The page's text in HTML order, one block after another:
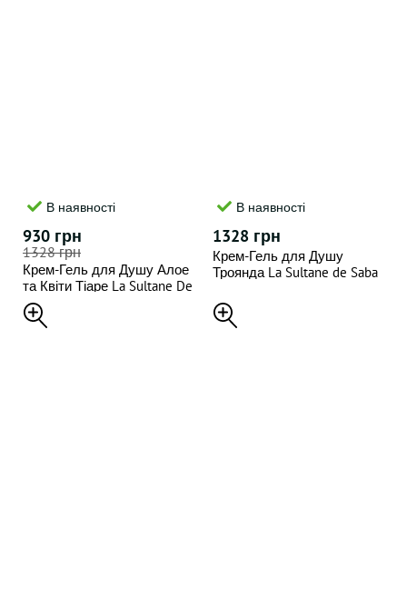
В наявності
930 грн
1328 грн
Крем-Гель для Душу Алое
та Квіти Тіаре La Sultane De
Saba Voyage Iles Shower
Cream Tiare Flowers and
В наявності
1328 грн
Крем-Гель для Душу
Троянда La Sultane de Saba
Cream Rose Fragrance 200мл